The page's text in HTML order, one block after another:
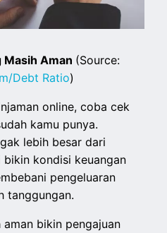
Masih Aman (Source:
Debt Ratio)
online, coba cek
kamu punya.
lebih besar dari
bikin kondisi keuangan
pengeluaran
tanggungan.
bikin pengajuan